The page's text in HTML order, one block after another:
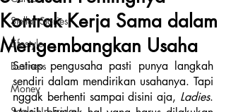
Stellar Stories
Lifestyle
Business
Money
Kontrak Kerja Sama dalam
Mengembangkan Usaha
Setiap pengusaha pasti punya langkah
sendiri dalam mendirikan usahanya. Tapi
nggak berhenti sampai disini aja, Ladies.